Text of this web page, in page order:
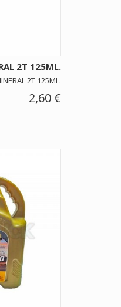
2T 125ML.
2T 125ML.
2,60 €